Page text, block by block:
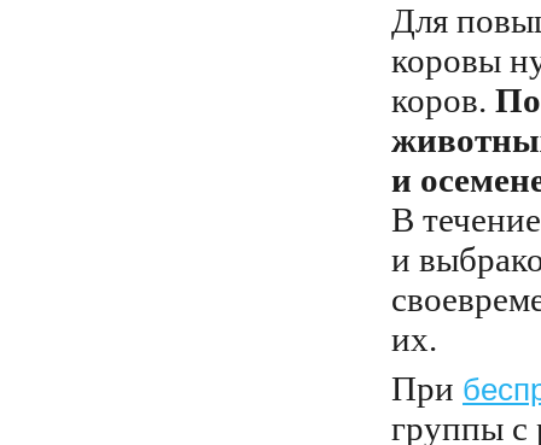
Для
коровы
коров.
и
В
и
их.
При
группы с